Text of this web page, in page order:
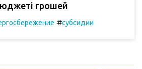
грошей
#субсидии